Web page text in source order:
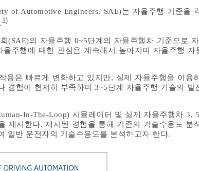
of Automotive Engineers, SAE)는 자율주행 기준을
1)
(SAE)의 자율주행 0~5단계의 자율주행차 기준으로
율주행에 대한 관심은 계속해서 높아지며 자율주행
용은 빠르게 변화하고 있지만, 실제 자율주행을 이용
경험이 현저히 부족하며 3~5단계 자율주행 기술의 발
In-The-Loop) 시뮬레이터 및 실제 자율주행차 3,
제시한다. 제시된 경험을 통해 기존의 기술수용도 분
일반 운전자의 기술수용도를 분석하고자 한다.